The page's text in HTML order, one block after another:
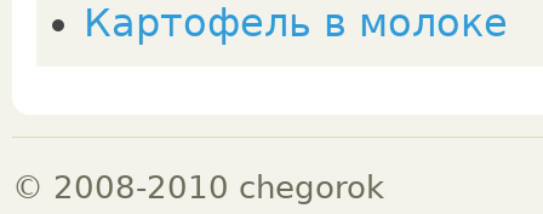
Картофель в молоке
© 2008-2010 chegorok